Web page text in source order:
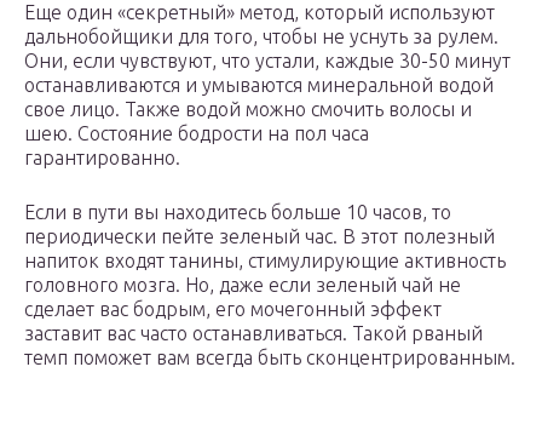
Еще один «секретный» метод, который используют
дальнобойщики для того, чтобы не уснуть за рулем.
Они, если чувствуют, что устали, каждые 30-50 минут
останавливаются и умываются минеральной водой
свое лицо. Также водой можно смочить волосы и
шею. Состояние бодрости на пол часа
гарантированно.
Если в пути вы находитесь больше 10 часов, то
периодически пейте зеленый час. В этот полезный
напиток входят танины, стимулирующие активность
головного мозга. Но, даже если зеленый чай не
сделает вас бодрым, его мочегонный эффект
заставит вас часто останавливаться. Такой рваный
темп поможет вам всегда быть сконцентрированным.